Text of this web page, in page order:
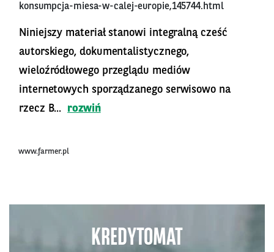
konsumpcja-miesa-w-calej-europie,145744.html
Niniejszy materiał stanowi integralną cześć
autorskiego, dokumentalistycznego,
wieloźródłowego przeglądu mediów
internetowych sporządzanego serwisowo na
rzecz B...
rozwiń
www.farmer.pl
KREDYTOMAT